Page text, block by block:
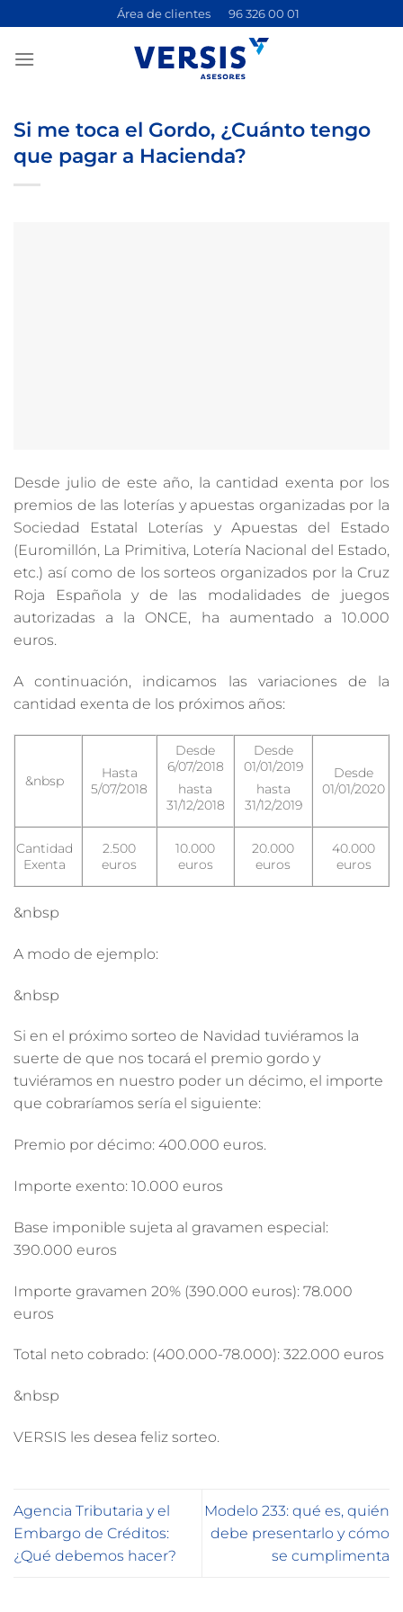
contenido
Área de clientes 96 326 00 01
Si me toca el Gordo, ¿Cuánto tengo
que pagar a Hacienda?
Desde julio de este año, la cantidad exenta por los
premios de las loterías y apuestas organizadas por la
Sociedad Estatal Loterías y Apuestas del Estado
(Euromillón, La Primitiva, Lotería Nacional del Estado,
etc.) así como de los sorteos organizados por la Cruz
Roja Española y de las modalidades de juegos
autorizadas a la ONCE, ha aumentado a 10.000
euros.
A continuación, indicamos las variaciones de la
cantidad exenta de los próximos años:
&nbsp
Hasta
5/07/2018
Desde
6/07/2018
hasta
31/12/2018
Desde
01/01/2019
hasta
31/12/2019
Desde
01/01/2020
Cantidad
Exenta
2.500
euros
10.000
euros
20.000
euros
40.000
euros
&nbsp
A modo de ejemplo:
&nbsp
Si en el próximo sorteo de Navidad tuviéramos la
suerte de que nos tocará el premio gordo y
tuviéramos en nuestro poder un décimo, el importe
que cobraríamos sería el siguiente:
Premio por décimo: 400.000 euros.
Importe exento: 10.000 euros
Base imponible sujeta al gravamen especial:
390.000 euros
Importe gravamen 20% (390.000 euros): 78.000
euros
Total neto cobrado: (400.000-78.000): 322.000 euros
&nbsp
VERSIS les desea feliz sorteo.
Agencia Tributaria y el
Embargo de Créditos:
¿Qué debemos hacer?
Modelo 233: qué es, quién
debe presentarlo y cómo
se cumplimenta